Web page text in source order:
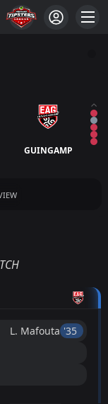
GUINGAMP
L. Mafouta '35 ︎